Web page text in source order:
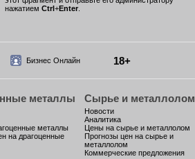
нажатием Ctrl +Enter.
Бизнес Онлайн 18+
металлы
металлы
на драгоценные
Сырье и металлолом
Новости
Аналитика
Цены на сырье и металлолом
Прогнозы цен на сырье и
металлолом
Коммерческие предложения